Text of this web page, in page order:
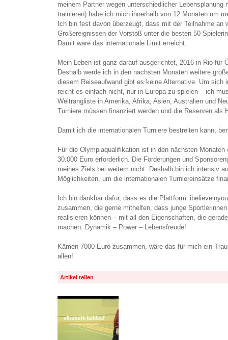
meinem Partner wegen unterschiedlicher Lebensplanung
trainieren) habe ich mich innerhalb von 12 Monaten um
Ich bin fest davon überzeugt, dass mit der Teilnahme an
Großereignissen der Vorstoß unter die besten 50
Damit wäre das internationale Limit erreicht.
Mein Leben ist ganz darauf ausgerichtet, 2016 in Rio für
Deshalb werde ich in den nächsten Monaten weitere
diesem Reiseaufwand gibt es keine Alternative. Um sich
reicht es einfach nicht, nur in Europa zu spielen – ich
Weltrangliste in Amerika, Afrika, Asien, Australien und
Turniere müssen finanziert werden und die Reserven als
Damit ich die internationalen Turniere bestreiten kann,
Für die Olympiaqualifikation ist in den nächsten Monaten
30.000 Euro erforderlich. Die Förderungen und
meines Ziels bei weitem nicht. Deshalb bin ich intensiv
Möglichkeiten, um die internationalen Turniereinsätze
Ich bin dankbar dafür, dass es die Plattform
zusammen, die gerne mithelfen, dass junge
realisieren können – mit all den Eigenschaften, die
machen: Dynamik – Power – Lebensfreude!
Kämen 7000 Euro zusammen, wäre das für mich ein
allen!
Artikel teilen